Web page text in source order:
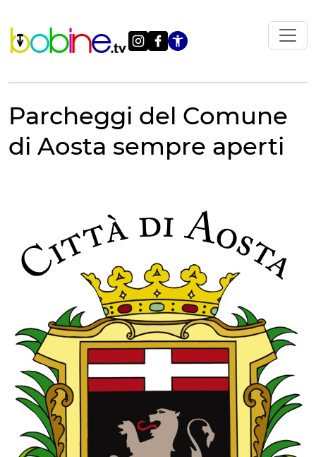
contenuto
Apri le
Parcheggi del Comune
di Aosta sempre aperti